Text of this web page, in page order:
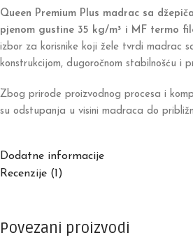
Queen Premium Plus madrac sa
pjenom gustine 35 kg/m³ i MF termo
izbor za korisnike koji žele tvrdi madrac
konstrukcijom, dugoročnom stabilnošću i
Zbog prirode proizvodnog procesa i
su odstupanja u visini madraca do
Dodatne informacije
Recenzije (1)
Povezani proizvodi